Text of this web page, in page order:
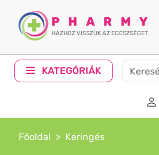
PHARMY
HÁZHOZ VISSZÜK AZ EGÉSZSÉGET
KATEGÓRIÁK
Főoldal Keringés